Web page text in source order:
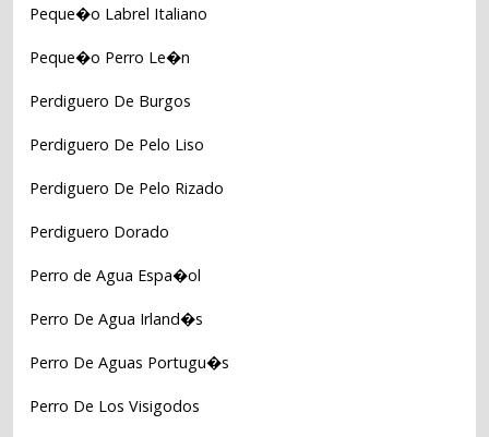
Peque�o Labrel Italiano
Peque�o Perro Le�n
Perdiguero De Burgos
Perdiguero De Pelo Liso
Perdiguero De Pelo Rizado
Perdiguero Dorado
Perro de Agua Espa�ol
Perro De Agua Irland�s
Perro De Aguas Portugu�s
Perro De Los Visigodos